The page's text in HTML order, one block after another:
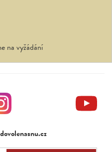
na vyžádání